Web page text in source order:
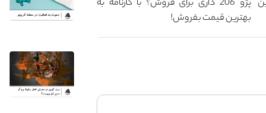
بهترین قیمت بفروش!